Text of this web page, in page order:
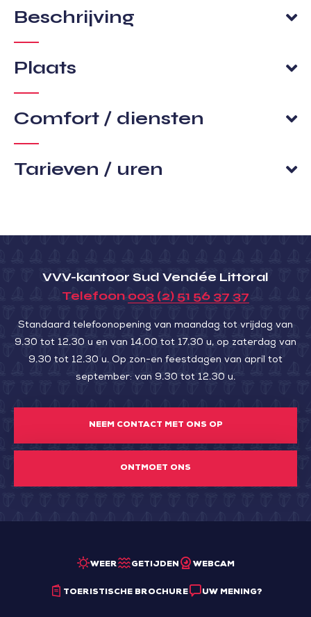
Beschrijving
Plaats
Comfort / diensten
Tarieven / uren
VVV-kantoor Sud Vendée Littoral
Telefoon 003 (2) 51 56 37 37
Standaard telefoonopening van maandag tot vrijdag van
9.30 tot 12.30 u en van 14.00 tot 17.30 u, op zaterdag van
9.30 tot 12.30 u. Op zon-en feestdagen van april tot
september: van 9.30 tot 12.30 u.
NEEM CONTACT MET ONS OP
ONTMOET ONS
WEER GETIJDEN WEBCAM
TOERISTISCHE BROCHURE UW MENING?